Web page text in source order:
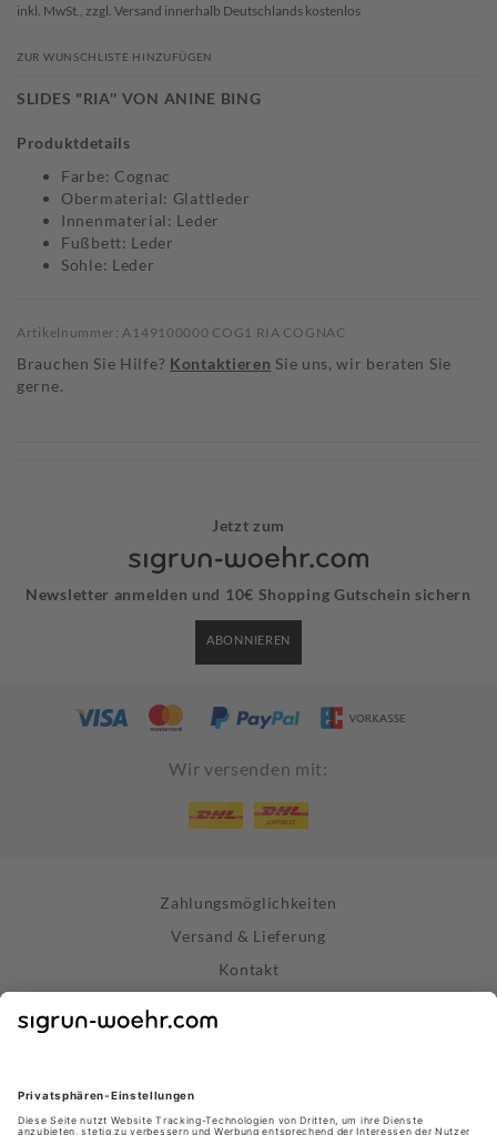
inkl. MwSt., zzgl. Versand innerhalb Deutschlands kostenlos
ZUR WUNSCHLISTE HINZUFÜGEN
SLIDES "RIA'' VON ANINE BING
Produktdetails
Farbe: Cognac
Obermaterial: Glattleder
Innenmaterial: Leder
Fußbett: Leder
Sohle: Leder
Artikelnummer: A149100000 COG1 RIA COGNAC
Brauchen Sie Hilfe? Kontaktieren Sie uns, wir beraten Sie
gerne.
Jetzt zum
Newsletter anmelden und 10€ Shopping Gutschein sichern
ABONNIEREN
Wir versenden mit:
Zahlungsmöglichkeiten
Versand & Lieferung
Kontakt